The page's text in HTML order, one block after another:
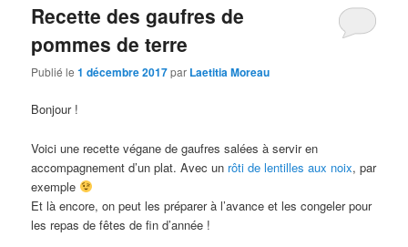
Recette des gaufres de
pommes de terre
Publié le1 décembre 2017par Laetitia Moreau
Bonjour !
Voici une recette végane de gaufres salées à servir en
accompagnement d’un plat. Avec un rôti de lentilles aux noix, par
exemple
Et là encore, on peut les préparer à l’avance et les congeler pour
les repas de fêtes de fin d’année !